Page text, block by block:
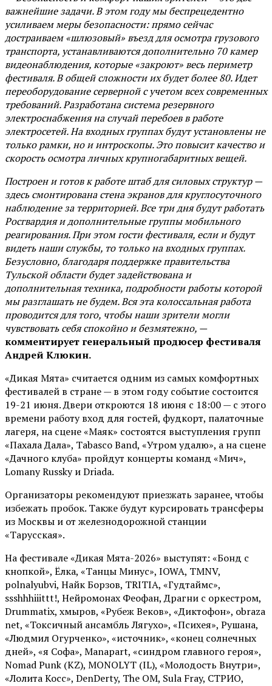
важнейшие задачи. В этом году мы беспрецедентно
усиливаем меры безопасности: прямо сейчас
достраиваем «шлюзовый» въезд для осмотра грузового
транспорта, устанавливаются дополнительно 70 камер
видеонаблюдения, которые «закроют» весь периметр
фестиваля. В общей сложности их будет более 80. Идет
переоборудование серверной с учетом всех современных
требований. Разработана система резервного
электроснабжения на случай перебоев в работе
электросетей. На входных группах будут установлены не
только рамки, но и интроскопы. Это повысит качество и
скорость осмотра личных крупногабаритных вещей.
Построен и готов к работе штаб для силовых структур —
здесь смонтирована стена экранов для круглосуточного
наблюдение за территорией. Все три дня будут работать
Росгвардия и дополнительные группы мобильного
реагирования. При этом гости фестиваля, если и будут
видеть наши службы, то только на входных группах.
Безусловно, благодаря поддержке правительства
Тульской области будет задействована и
дополнительная техника, подробности работы которой
мы разглашать не будем. Вся эта колоссальная работа
проводится для того, чтобы наши зрители могли
чувствовать себя спокойно и безмятежно, —
комментирует генеральный продюсер фестиваля
Андрей Клюкин.
«Дикая Мята» считается одним из самых комфортных
фестивалей в стране — в этом году событие состоится
19-21 июня. Двери откроются 18 июня с 18:00 — с этого
времени работу вход для гостей, фудкорт, палаточные
лагеря, на сцене «Маяк» состоятся выступления групп
«Пахала Дала», Tabasco Band, «Утром удалю», а на сцене
«Дачного клуба» пройдут концерты команд «Мич»,
Lomany Russky и Driada.
Организаторы рекомендуют приезжать заранее, чтобы
избежать пробок. Также будут курсировать трансферы
из Москвы и от железнодорожной станции
«Тарусская».
На фестивале «Дикая Мята-2026» выступят: «Бонд с
кнопкой», Ёлка, «Танцы Минус», IOWA, TMNV,
polnalyubvi, Найк Борзов, TRITIA, «Гудтаймс»,
ssshhhiiittt!, Нейромонах Феофан, Драгни с оркестром,
Drummatix, хмыров, «Рубеж Веков», «Диктофон», obraza
net, «Токсичный ансамбль Лягухо», «Психея», Рушана,
«Людмил Огурченко», «источник», «конец солнечных
дней», «я Софа», Manapart, «синдром главного героя»,
Nomad Punk (KZ), MONOLYT (IL), «Молодость Внутри»,
«Лолита Косс», DenDerty, The OM, Sula Fray, СТРИО,